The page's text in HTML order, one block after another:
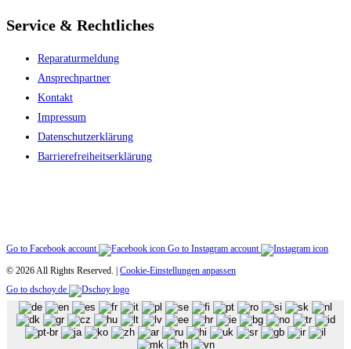
Service & Rechtliches
Reparaturmeldung
Ansprechpartner
Kontakt
Impressum
Datenschutzerklärung
Barriere­freiheitserklärung
Go to Facebook account
Go to Instagram account
© 2026 All Rights Reserved. | Cookie-Einstellungen anpassen
Go to dschoy.de